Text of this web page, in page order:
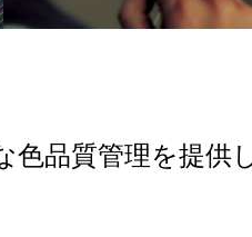
色品質管理を提供